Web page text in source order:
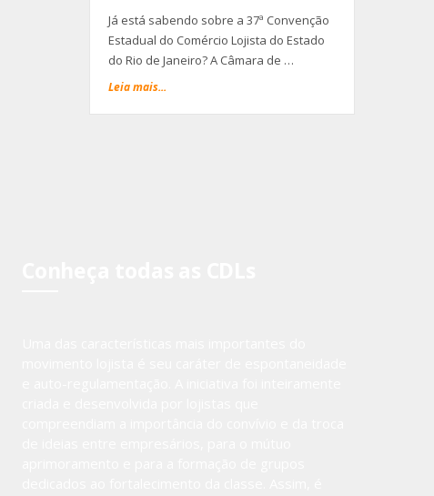
Já está sabendo sobre a 37ª Convenção
Estadual do Comércio Lojista do Estado
do Rio de Janeiro? A Câmara de …
Leia mais...